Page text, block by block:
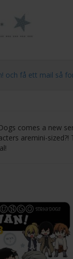
och få ett mail så
comes a new
aremini-